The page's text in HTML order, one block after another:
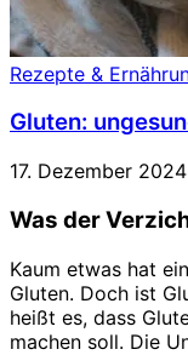
Rezepte &
Gluten:
17. Dezember 2024
Was der
Kaum etwas hat
Gluten. Doch ist
heißt es, dass
machen soll. Die